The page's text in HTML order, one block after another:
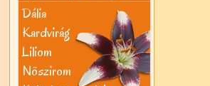
Dália
Kardvirág
Liliom
Nõszirom